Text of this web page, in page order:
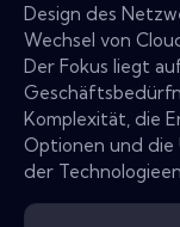
Design des
Wechsel von
Der Fokus liegt
Komplexität, die
Optionen und die
der